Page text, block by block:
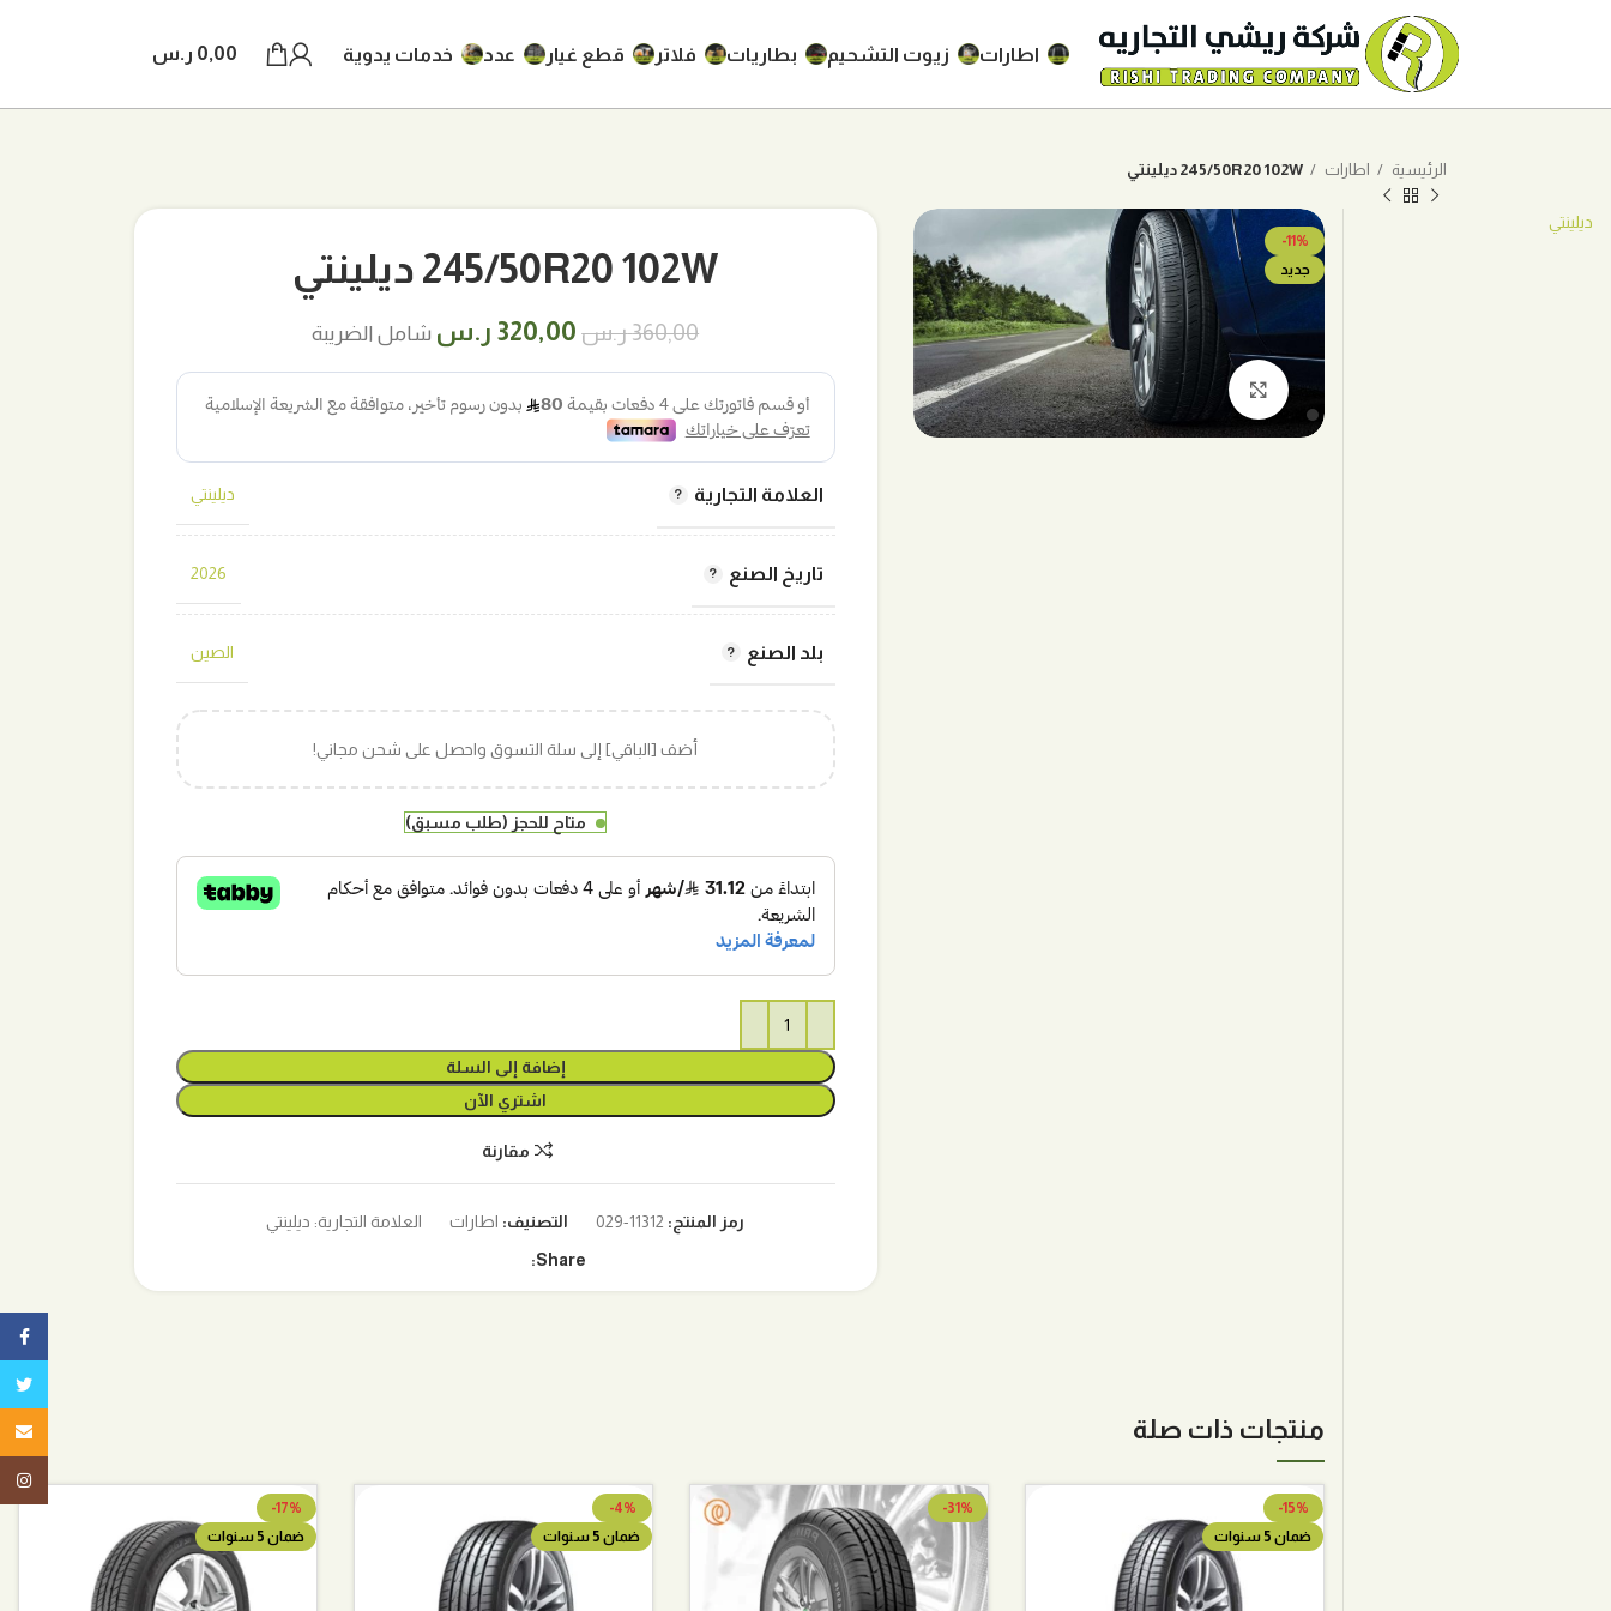
اطارات زيوت التشحيم بطاريات فلاتر قطع غيار عدد خدمات يدوية 0,00 ر.س
الرئيسية اطارات 245/50R20 102W ديلينتي
-11%
جديد
اضغط للتكبير
245/50R20 102W ديلينتي
360,00ر.س السعر
هو:
360,00 ر.س.
320,00 ر.سالسعر
هو:
320,00 ر.س.
شامل الضريبة
العلامة التجارية ديلينتي
تاريخ الصنع 2026
بلد الصنع الصين
أضف [الباقي] إلى سلة التسوق واحصل على شحن مجاني!
متاح للحجز (طلب مسبق)
إضافة إلى السلة
اشتري الآن
مقارنة
رمز المنتج: 11312-029 التصنيف: اطارات العلامة التجارية: ديلينتي
Share:
منتجات ذات صلة
-15%
ضمان 5 سنوات
-31%
-4%
ضمان 5 سنوات
-17%
ضمان 5 سنوات
ديلينتي
تويتر